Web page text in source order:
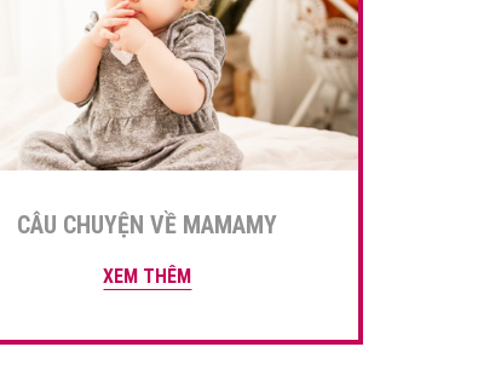
CÂU CHUYỆN VỀ MAMAMY
XEM THÊM